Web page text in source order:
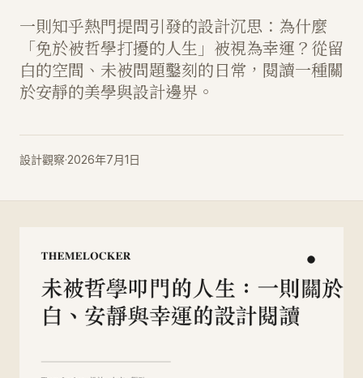
一則知乎熱門提問引發的設計沉思：為什麼
「免於被哲學打擾的人生」被視為幸運？從留
白的空間、未被問題鑿刻的日常，閱讀一種關
於安靜的美學與設計邊界。
設計觀察·2026年7月1日